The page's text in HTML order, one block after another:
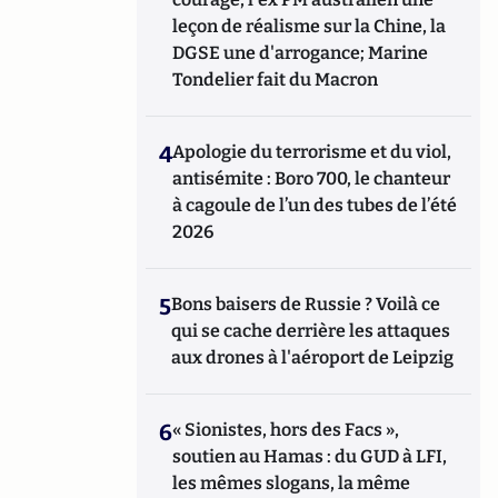
leçon de réalisme sur la Chine, la
DGSE une d'arrogance; Marine
Tondelier fait du Macron
4Apologie du terrorisme et du viol,
antisémite : Boro 700, le chanteur
à cagoule de l’un des tubes de l’été
2026
5Bons baisers de Russie ? Voilà ce
qui se cache derrière les attaques
aux drones à l'aéroport de Leipzig
6« Sionistes, hors des Facs »,
soutien au Hamas : du GUD à LFI,
les mêmes slogans, la même